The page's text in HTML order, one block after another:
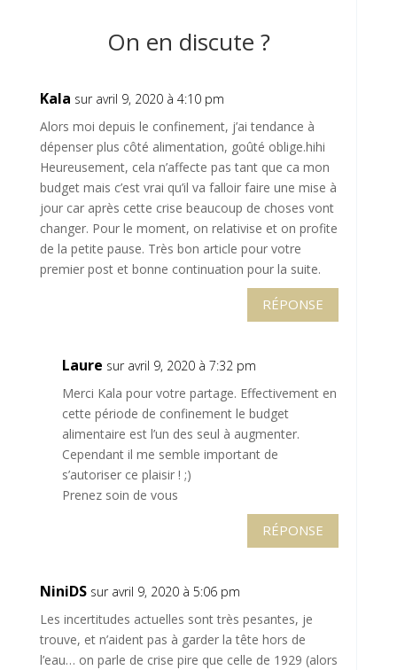
On en discute ?
Kala sur avril 9, 2020 à 4:10 pm
Alors moi depuis le confinement, j’ai tendance à
dépenser plus côté alimentation, goûté oblige.hihi
Heureusement, cela n’affecte pas tant que ca mon
budget mais c’est vrai qu’il va falloir faire une mise à
jour car après cette crise beaucoup de choses vont
changer. Pour le moment, on relativise et on profite
de la petite pause. Très bon article pour votre
premier post et bonne continuation pour la suite.
RÉPONSE
Laure sur avril 9, 2020 à 7:32 pm
Merci Kala pour votre partage. Effectivement en
cette période de confinement le budget
alimentaire est l’un des seul à augmenter.
Cependant il me semble important de
s’autoriser ce plaisir ! ;)
Prenez soin de vous
RÉPONSE
NiniDS sur avril 9, 2020 à 5:06 pm
Les incertitudes actuelles sont très pesantes, je
trouve, et n’aident pas à garder la tête hors de
l’eau… on parle de crise pire que celle de 1929 (alors